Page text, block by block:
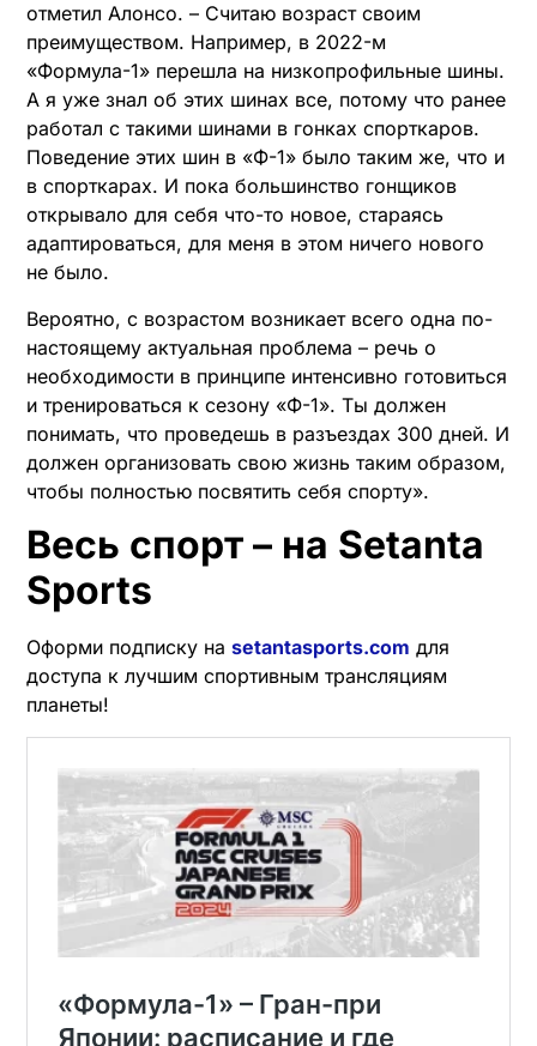
отметил Алонсо. – Считаю возраст своим
преимуществом. Например, в 2022-м
«Формула-1» перешла на низкопрофильные шины.
А я уже знал об этих шинах все, потому что ранее
работал с такими шинами в гонках спорткаров.
Поведение этих шин в «Ф-1» было таким же, что и
в спорткарах. И пока большинство гонщиков
открывало для себя что-то новое, стараясь
адаптироваться, для меня в этом ничего нового
не было.
Вероятно, с возрастом возникает всего одна по-
настоящему актуальная проблема – речь о
необходимости в принципе интенсивно готовиться
и тренироваться к сезону «Ф-1». Ты должен
понимать, что проведешь в разъездах 300 дней. И
должен организовать свою жизнь таким образом,
чтобы полностью посвятить себя спорту».
Весь спорт – на Setanta
Sports
Оформи подписку на setantasports.com для
доступа к лучшим спортивным трансляциям
планеты!